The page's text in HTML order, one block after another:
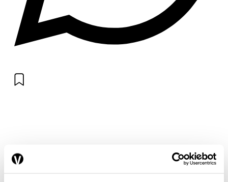
Frank R. Ruepp, Präsident, Interessengemeinschaft